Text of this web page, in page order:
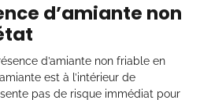
d’amiante non
d’amiante non friable en
est à l’intérieur de
pas de risque immédiat pour